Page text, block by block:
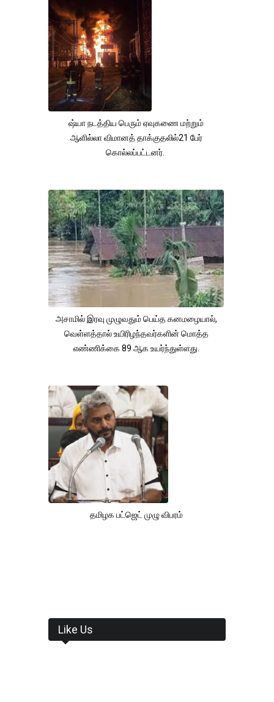
ஷ்யா நடத்திய பெரும் ஏவுகணை மற்றும்
ஆளில்லா விமானத் தாக்குதலில்21 பேர்
கொல்லப்பட்டனர்.
அசாமில் இரவு முழுவதும் பெய்த கனமழையால்,
வெள்ளத்தால் உயிரிழந்தவர்களின் மொத்த
எண்ணிக்கை 89 ஆக உயர்ந்துள்ளது.
தமிழக பட்ஜெட் முழு விபரம்
Like Us